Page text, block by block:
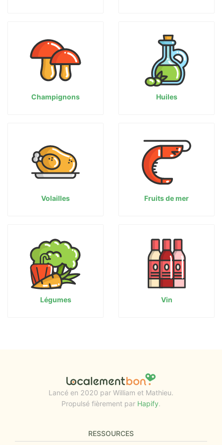
Champignons Huiles
Volailles Fruits de mer
Légumes Vin
Lancé en 2020 par William et Mathieu.
Propulsé fièrement par Hapify.
RESSOURCES